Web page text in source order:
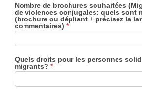
Nombre de brochures souhaitées
de violences conjugales: quels sont
(brochure ou dépliant + précisez la
commentaires) *
Quels droits pour les personnes
migrants? *